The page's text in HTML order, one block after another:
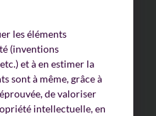
les éléments
(inventions
et à en estimer la
sont à même, grâce à
de valoriser
intellectuelle, en